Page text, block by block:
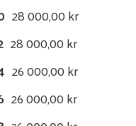
28 000,00 kr
28 000,00 kr
26 000,00 kr
26 000,00 kr